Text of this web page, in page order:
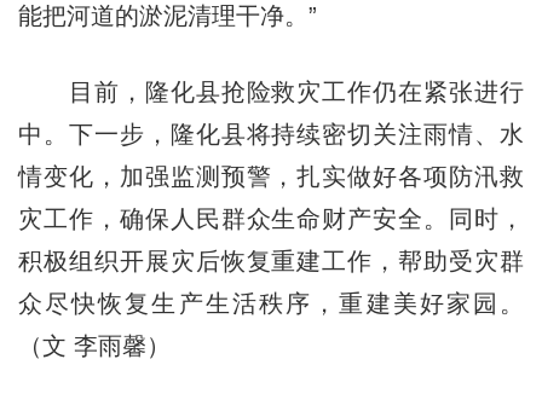
能把河道的淤泥清理干净。”
目前，隆化县抢险救灾工作仍在紧张进行
中。下一步，隆化县将持续密切关注雨情、水
情变化，加强监测预警，扎实做好各项防汛救
灾工作，确保人民群众生命财产安全。同时，
积极组织开展灾后恢复重建工作，帮助受灾群
众尽快恢复生产生活秩序，重建美好家园。
（文 李雨馨）